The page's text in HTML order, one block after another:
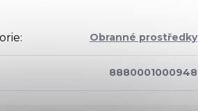
: Obranné prostředky
8880001000948